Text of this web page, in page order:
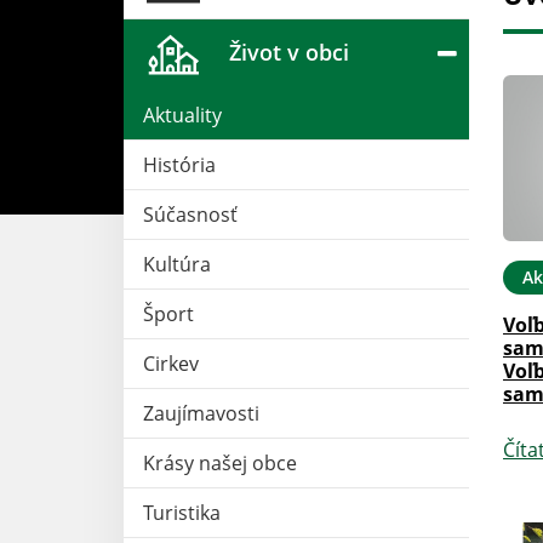
Život v obci
Aktuality
História
Súčasnosť
Kultúra
Šport
Cirkev
Zaujímavosti
Krásy našej obce
Turistika
12. JÚN 2024
nehnuteľného majetku vo
Čítať ďalej